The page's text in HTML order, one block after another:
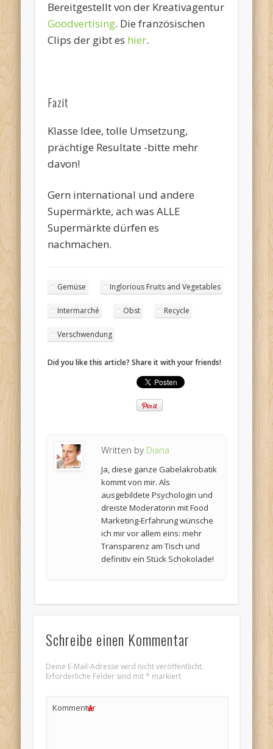
Bereitgestellt von der Kreativagentur
Goodvertising. Die französischen
Clips der gibt es hier.
Fazit
Klasse Idee, tolle Umsetzung,
prächtige Resultate -bitte mehr
davon!
Gern international und andere
Supermärkte, ach was ALLE
Supermärkte dürfen es
nachmachen.
Gemüse Inglorious Fruits and Vegetables
Intermarché Obst Recycle
Verschwendung
Did you like this article? Share it with your friends!
Written by Diana
Ja, diese ganze Gabelakrobatik
kommt von mir. Als
ausgebildete Psychologin und
dreiste Moderatorin mit Food
Marketing-Erfahrung wünsche
ich mir vor allem eins: mehr
Transparenz am Tisch und
definitiv ein Stück Schokolade!
Schreibe einen Kommentar
Deine E-Mail-Adresse wird nicht veröffentlicht.
Erforderliche Felder sind mit* markiert
Kommentar
*